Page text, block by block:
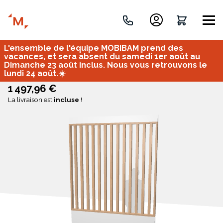
Bureau
Créez votre projet de A à Z
Imaginez et concevez un meuble 100% unique.
L'ensemble de l'équipe MOBIBAM prend des
vacances, et sera absent du samedi 1er août au
Dimanche 23 août inclus. Nous vous retrouvons le
lundi 24 août.☀️
1 497,96 €
La livraison est incluse !